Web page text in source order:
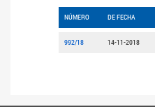
NÚMERO DE FECHA
992/18 14-11-2018